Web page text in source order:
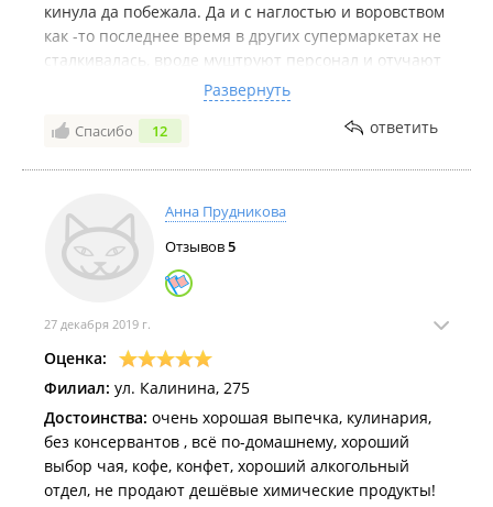
кинула да побежала. Да и с наглостью и воровством
как -то последнее время в других супермаркетах не
сталкивалась, вроде муштруют персонал и отучают
ВОРОВАТЬ у покупателей! Но, очевидно, в вашем
супермаркете " Михайловском" кассиры голодают,
за всех говорить не буду , но конкретно кассир Л***
может в наглую воровать из карманов покупателей,
пробивая левый товар в чеке! Конкретно сегодня
время покупки по чеку 09: 48 - пробила хребты
лососёвые на сумму 66.24 руб, которые я не
покупала! Посмотрите по камерам, руководство
данного магазина! Приехала на работу , достала из
сумки чек - смотрю , а там оказывается, хребты
пробиты! До этого, как -то та же самая Л*** О.А.
пробила лишнюю коврижку медовую, жаль, поздно
опять прочитала я чек , дольше бы проездила из-за
одной коврижки. Вот так мало-помалу кассир Л***
собирает себе пожрать за счёт покупателей!
Надеюсь, руководство магазина обратит внимание
Развернуть
Спасибо 12 ответить
Анна Прудникова
Отзывов5
27 декабря 2019 г.
Оценка:
Филиал: ул. Калинина, 275
Достоинства: очень хорошая выпечка, кулинария,
без консервантов , всё по-домашнему, хороший
выбор чая, кофе, конфет, хороший алкогольный
отдел, не продают дешёвые химические продукты!